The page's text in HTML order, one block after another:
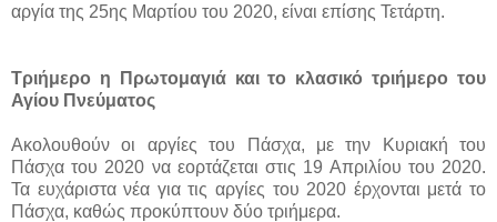
αργία της 25ης Μαρτίου του 2020, είναι επίσης Τετάρτη.
Τριήμερο η Πρωτομαγιά και το κλασικό τριήμερο του
Αγίου Πνεύματος
Ακολουθούν οι αργίες του Πάσχα, με την Κυριακή του
Πάσχα του 2020 να εορτάζεται στις 19 Απριλίου του 2020.
Τα ευχάριστα νέα για τις αργίες του 2020 έρχονται μετά το
Πάσχα, καθώς προκύπτουν δύο τριήμερα.